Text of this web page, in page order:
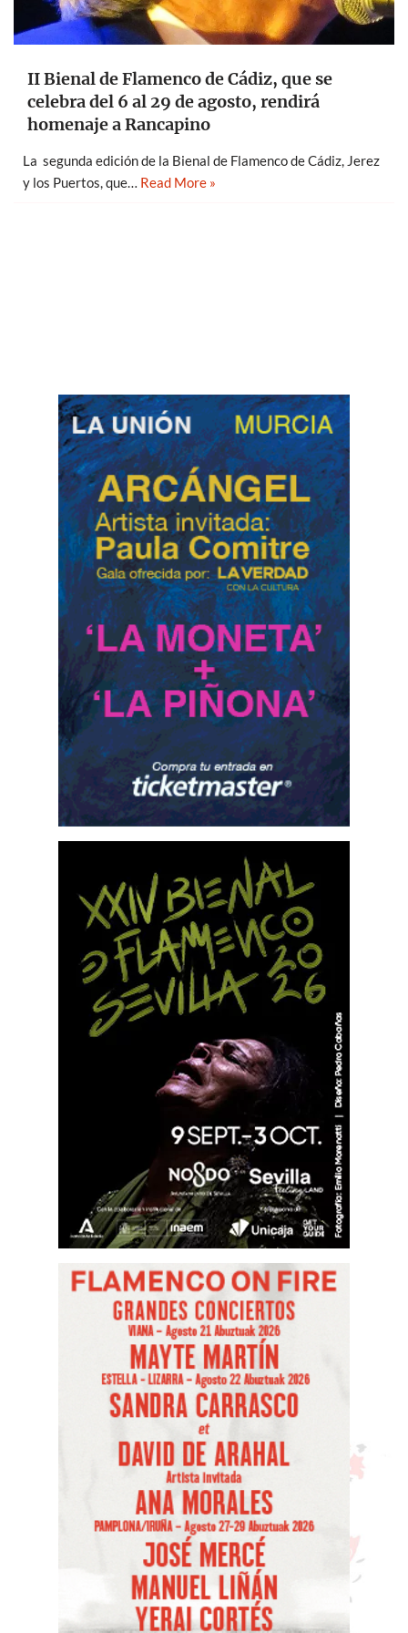
II Bienal de Flamenco de Cádiz, que se
celebra del 6 al 29 de agosto, rendirá
homenaje a Rancapino
La segunda edición de la Bienal de Flamenco de Cádiz, Jerez
y los Puertos, que… Read More »